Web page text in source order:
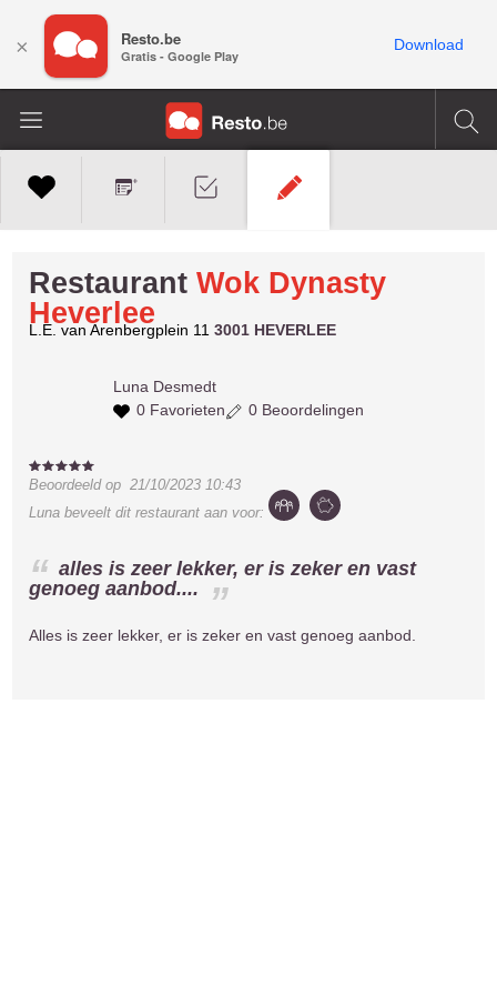
Restaurant Wok Dynasty
Heverlee
L.E. van Arenbergplein 11 3001 HEVERLEE
Luna Desmedt
0 Favorieten
0 Beoordelingen
Beoordeeld op21/10/2023 10:43
Luna beveelt dit restaurant aan voor:
alles is zeer lekker, er is zeker en vast
genoeg aanbod....
Alles is zeer lekker, er is zeker en vast genoeg aanbod.
× Resto.be
Gratis - Google Play
Download